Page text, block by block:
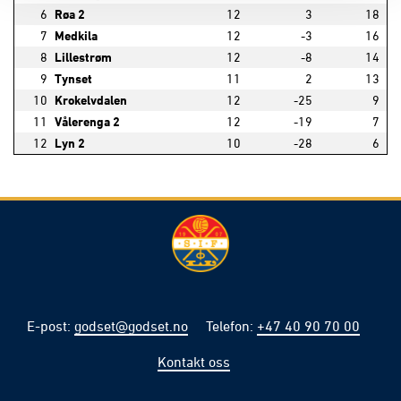
6 Røa 2 12 3
18
7 Medkila 12 -3
16
8 Lillestrøm 12 -8
14
9 Tynset 11 2
13
10 Krokelvdalen 12 -25
9
11
Vålerenga 2 12 -19
7
12 Lyn 2 10 -28 6
E-post: godset@godset.no Telefon: +47 40 90 70 00
Kontakt oss